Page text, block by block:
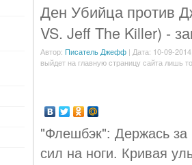
Ден Убийца против
VS. Jeff The Killer) -
Автор: Писатель Джефф | Дата: 10-09-
выйдет на главную страницу сайта лишь
"Флешбэк": Держась за
сил на ноги. Кривая